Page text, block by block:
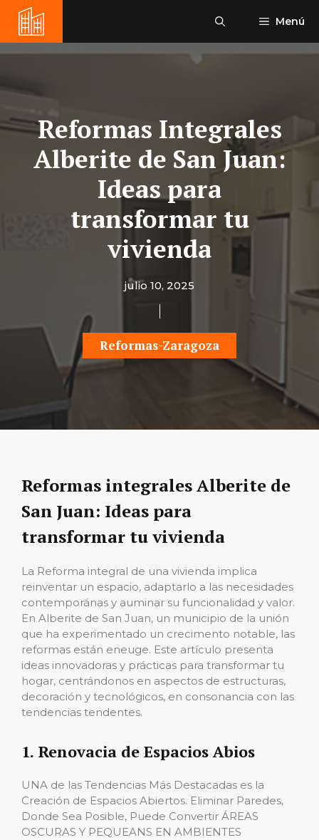
Saltar
contenido
Menú
Reformas Integrales
Alberite de San Juan:
Ideas para
transformar tu
vivienda
julio 10, 2025
Reformas-Zaragoza
Reformas integrales Alberite de
San Juan: Ideas para
transformar tu vivienda
La Reforma integral de una vivienda implica
reinventar un espacio, adaptarlo a las necesidades
contemporánas y auminar su funcionalidad y valor.
En Alberite de San Juan, un municipio de la unión
que ha experimentado un crecimento notable, las
reformas están eneuge. Este artículo presenta
ideas innovadoras y prácticas para transformar tu
hogar, centrándonos en aspectos de estructuras,
decoración y tecnológicos, en consonancia con las
tendencias tendentes.
1. Renovacia de Espacios Abios
UNA de las Tendencias Más Destacadas es la
Creación de Espacios Abiertos. Eliminar Paredes,
Donde Sea Posible, Puede Convertir ÁREAS
OSCURAS Y PEQUEANS EN AMBIENTES